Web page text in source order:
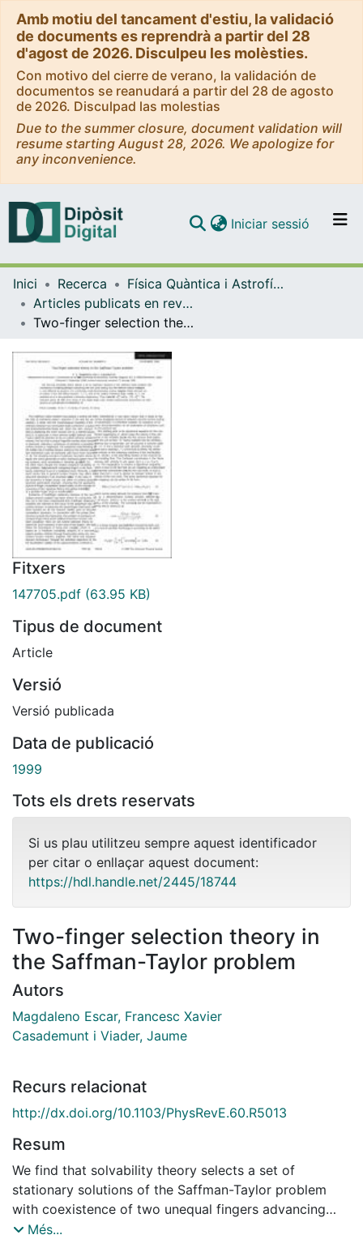
Amb motiu del tancament d'estiu, la validació
de documents es reprendrà a partir del 28
d'agost de 2026. Disculpeu les molèsties.
Con motivo del cierre de verano, la validación de
documentos se reanudará a partir del 28 de agosto
de 2026. Disculpad las molestias
Due to the summer closure, document validation will
resume starting August 28, 2026. We apologize for
any inconvenience.
Navega per tot el DD
Contacte
Iniciar sessió (current)
Inici Recerca
Física Quàntica i Astrofísica
Articles publicats en revistes (Física Quàntica i Astrofísica)
Two-finger selection theory in the Saffman-Taylor problem
Fitxers
147705.pdf (63.95 KB)
Tipus de document
Article
Versió
Versió publicada
Data de publicació
1999
Tots els drets reservats
Si us plau utilitzeu sempre aquest identificador
per citar o enllaçar aquest document:
https://hdl.handle.net/2445/18744
Two-finger selection theory in
the Saffman-Taylor problem
Autors
Magdaleno Escar, Francesc Xavier
Casademunt i Viader, Jaume
Recurs relacionat
http://dx.doi.org/10.1103/PhysRevE.60.R5013
Resum
We find that solvability theory selects a set of
stationary solutions of the Saffman-Taylor problem
with coexistence of two unequal fingers advancing
with the same velocity but with different relative
Més...